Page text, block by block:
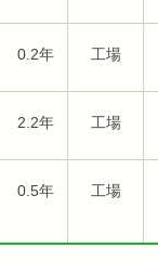
0.2年 工場
2.2年 工場
0.5年 工場